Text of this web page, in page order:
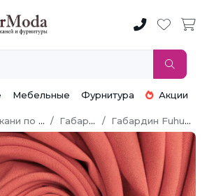
Мебельные Фурнитура Акции
по типу Габардин Габардин Fuhua [Фуа]